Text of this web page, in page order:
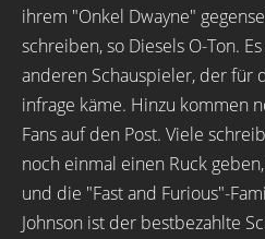
ihrem "Onkel Dwayne"
schreiben, so Diesels O-Ton.
anderen Schauspieler, der für
infrage käme. Hinzu kommen
Fans auf den Post. Viele
noch einmal einen Ruck
und die "Fast and Furious"-
Johnson ist der bestbezahlte